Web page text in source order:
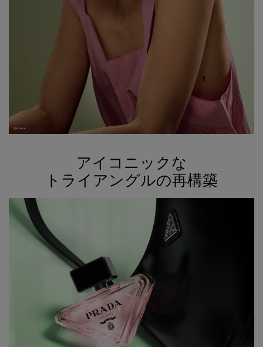
アイコニックな
トライアングルの再構築​